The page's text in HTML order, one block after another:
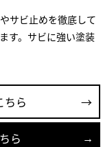
サビ止めを徹底して
す。サビに強い塗装
ちら
ら